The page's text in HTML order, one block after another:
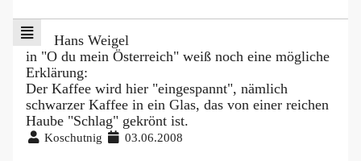
Hans Weigel
in "O du mein Österreich" weiß noch eine mögliche
Erklärung:
Der Kaffee wird hier "eingespannt", nämlich
schwarzer Kaffee in ein Glas, das von einer reichen
Haube "Schlag" gekrönt ist.
Koschutnig 03.06.2008